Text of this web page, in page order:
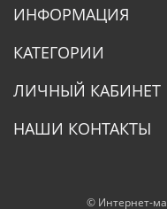
ИНФОРМАЦИЯ
КАТЕГОРИИ
ЛИЧНЫЙ КАБИНЕТ
НАШИ КОНТАКТЫ
© Интернет-